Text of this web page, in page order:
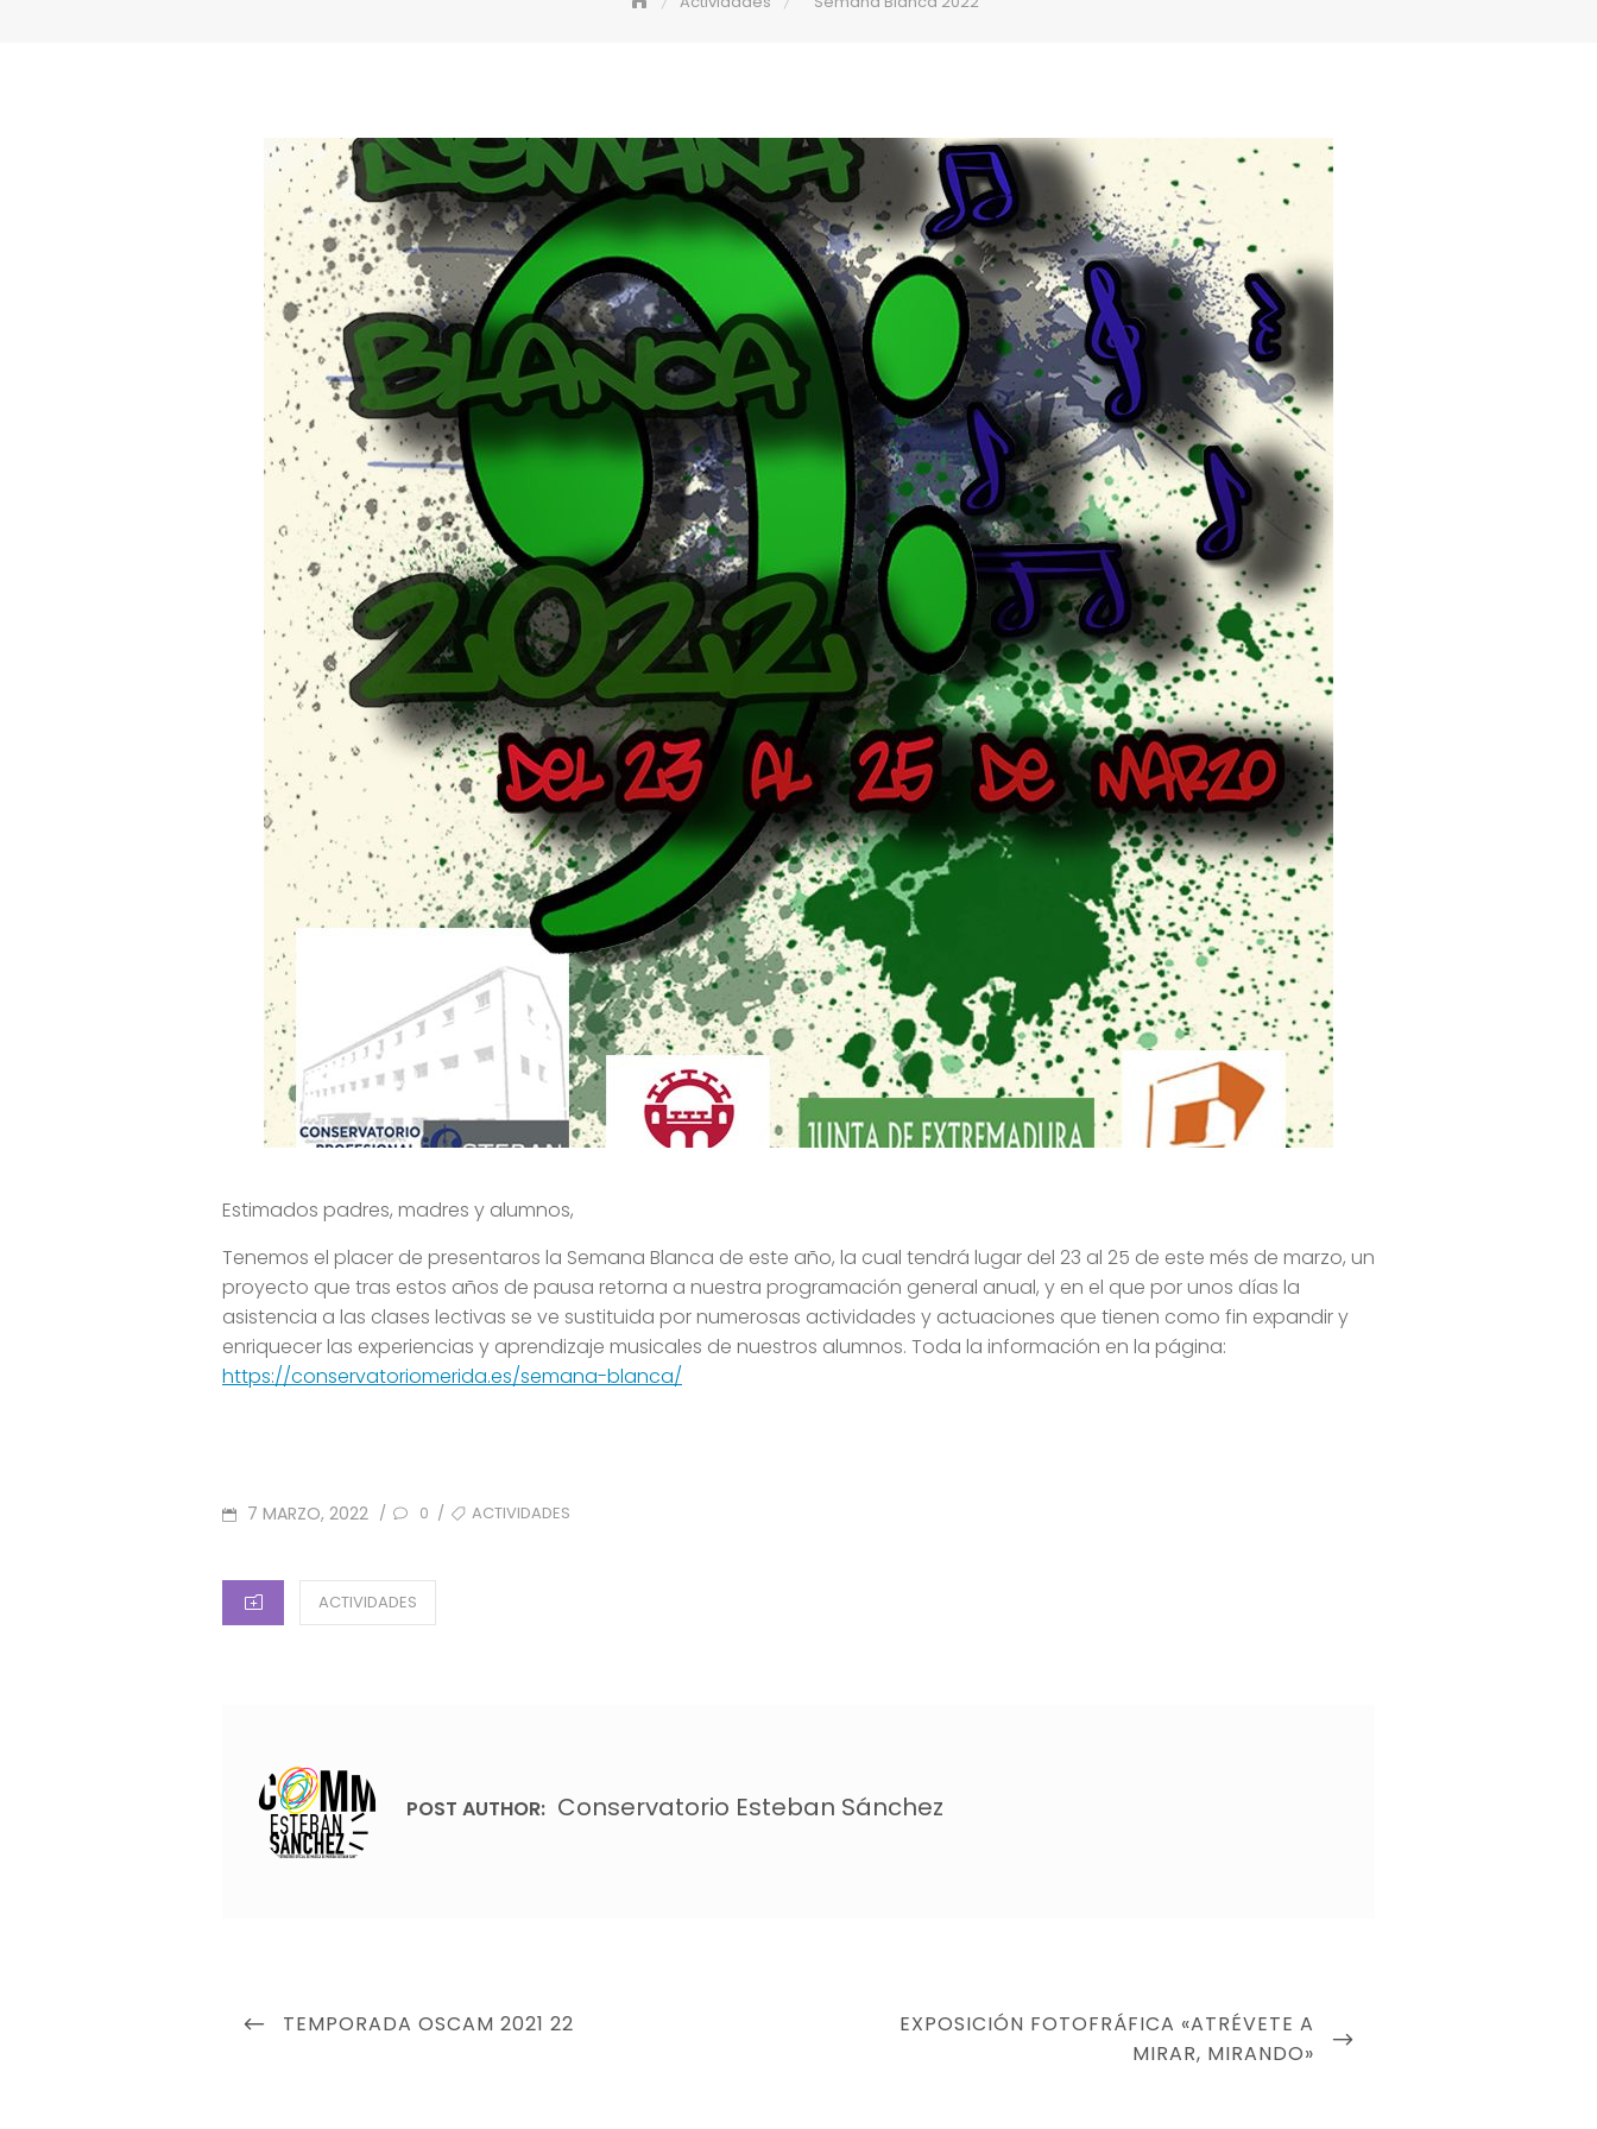
Estimados padres, madres y alumnos,
Tenemos el placer de presentaros la Semana Blanca de este año, la cual tendrá lugar del 23 al 25 de este més de marzo, un
proyecto que tras estos años de pausa retorna a nuestra programación general anual, y en el que por unos días la
asistencia a las clases lectivas se ve sustituida por numerosas actividades y actuaciones que tienen como fin expandir y
enriquecer las experiencias y aprendizaje musicales de nuestros alumnos. Toda la información en la página:
https://conservatoriomerida.es/semana-blanca/
POSTED
7 MARZO, 2022 / 0 / TAGSACTIVIDADES
CATEGORIES
ACTIVIDADES
POST AUTHOR: Conservatorio Esteban Sánchez
Navegación
PREVIOUS
TEMPORADA OSCAM 2021 22
NEXT
EXPOSICIÓN FOTOFRÁFICA «ATRÉVETE A
MIRAR, MIRANDO»